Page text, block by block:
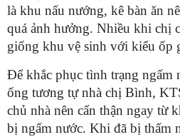
là khu nấu nướng, kê bàn ăn
quá ảnh hưởng. Nhiều khi chị
giống khu vệ sinh với kiểu ốp
Để khắc phục tình trạng ngấm
ống tương tự nhà chị Bình,
chủ nhà nên cẩn thận ngay từ
bị ngấm nước. Khi đã bị thấm